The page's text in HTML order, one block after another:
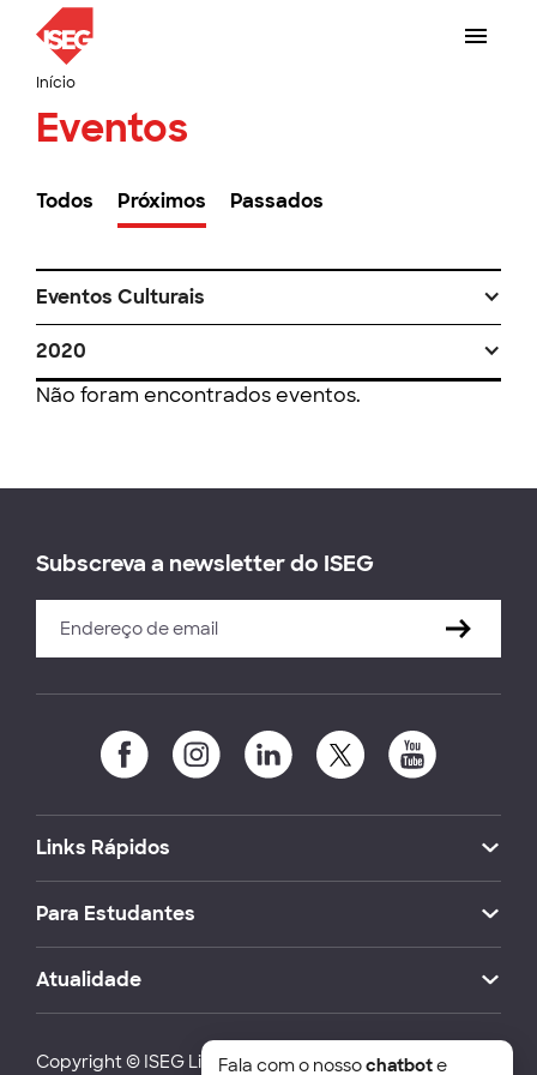
Início
Eventos
Todos Próximos Passados
Eventos Culturais
2020
Não foram encontrados eventos.
Subscreva a newsletter do ISEG
Links Rápidos
Para Estudantes
Atualidade
Copyright © ISEG Lisbon School of Economics and
Fala com o nossochatbote